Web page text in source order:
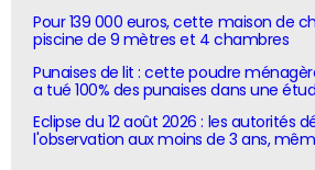
Pour 139 000 euros, cette maison de
piscine de 9 mètres et 4 chambres
Punaises de lit : cette poudre
a tué 100% des punaises dans une
Eclipse du 12 août 2026 : les autorités
l'observation aux moins de 3 ans,